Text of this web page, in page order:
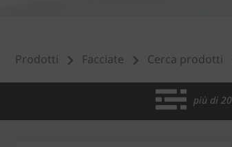
Prodotti Facciate Cerca prodotti
più di